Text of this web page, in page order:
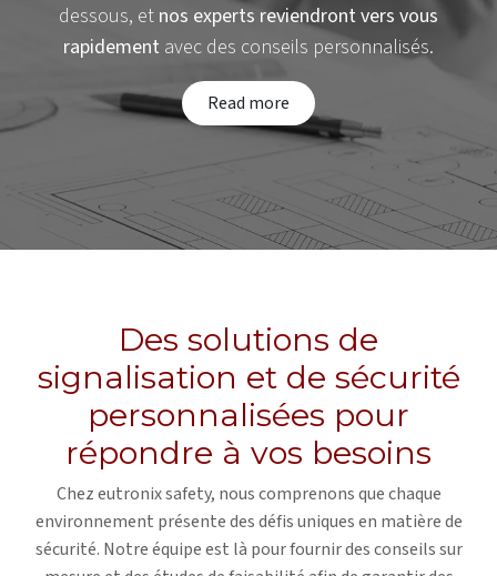
dessous, et nos experts reviendront vers vous
rapidement avec des conseils personnalisés.
Read​​ more
Des solutions de
signalisation et de sécurité
personnalisées pour
répondre à vos besoins
Chez eutronix safety, nous comprenons que chaque
environnement présente des défis uniques en matière de
sécurité. Notre équipe est là pour fournir des conseils sur